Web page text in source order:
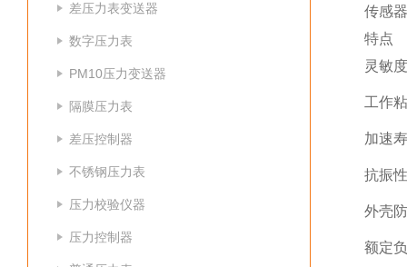
差压力表变送器
数字压力表
PM10压力变送器
隔膜压力表
差压控制器
不锈钢压力表
压力校验仪器
压力控制器
传感
特点
灵敏
工作
加速
抗振
外壳
额定